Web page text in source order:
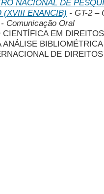
NACIONAL DE
(XVIII ENANCIB) - GT-2 –
Comunicação Oral
CIENTÍFICA EM
ANÁLISE
DE